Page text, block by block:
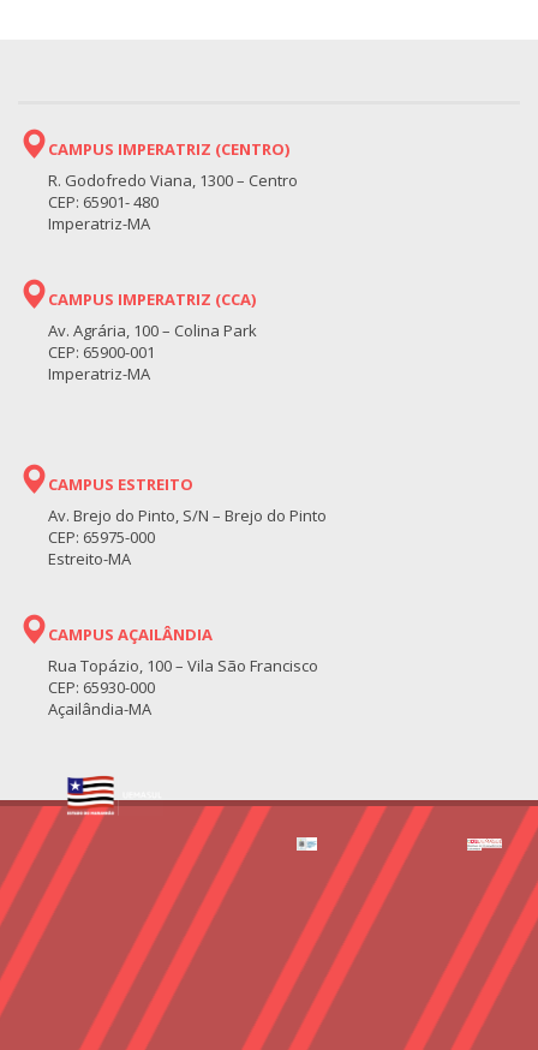
CAMPUS IMPERATRIZ (CENTRO)
R. Godofredo Viana, 1300 – Centro
CEP: 65901- 480
Imperatriz-MA
CAMPUS IMPERATRIZ (CCA)
Av. Agrária, 100 – Colina Park
CEP: 65900-001
Imperatriz-MA
CAMPUS ESTREITO
Av. Brejo do Pinto, S/N – Brejo do Pinto
CEP: 65975-000
Estreito-MA
CAMPUS AÇAILÂNDIA
Rua Topázio, 100 – Vila São Francisco
CEP: 65930-000
Açailândia-MA